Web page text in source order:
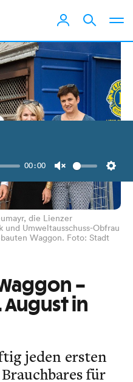
00:00
Unmute
die Lienzer
und Umweltausschuss-Obfrau
Waggon. Foto: Stadt
–
August in
jeden ersten
für